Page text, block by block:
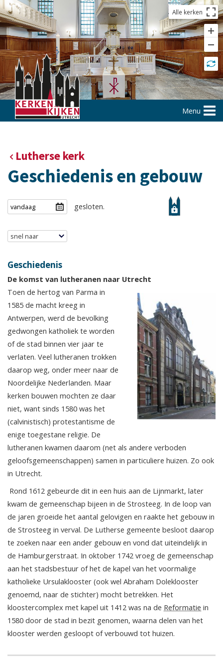
Alle kerken
Menu
Lutherse kerk
Geschiedenis en gebouw
gesloten.
snel naar
Geschiedenis
De komst van lutheranen naar Utrecht
Toen de hertog van Parma in
1585 de macht kreeg in
Antwerpen, werd de bevolking
gedwongen katholiek te worden
of de stad binnen vier jaar te
verlaten. Veel lutheranen trokken
daarop weg, onder meer naar de
Noordelijke Nederlanden. Maar
kerken bouwen mochten ze daar
niet, want sinds 1580 was het
(calvinistisch) protestantisme de
enige toegestane religie. De
lutheranen kwamen daarom (net als andere verboden
geloofsgemeenschappen) samen in particuliere huizen. Zo ook
in Utrecht.
Rond 1612 gebeurde dit in een huis aan de Lijnmarkt, later
kwam de gemeenschap bijeen in de Strosteeg. In de loop van
de jaren groeide het aantal gelovigen en raakte het gebouw in
de Strosteeg in verval. De Lutherse gemeente besloot daarop
te zoeken naar een ander gebouw en vond dat uiteindelijk in
de Hamburgerstraat. In oktober 1742 vroeg de gemeenschap
aan het stadsbestuur of het de kapel van het voormalige
katholieke Ursulaklooster (ook wel Abraham Doleklooster
genoemd, naar de stichter) mocht betrekken. Het
kloostercomplex met kapel uit 1412 was na de Reformatie in
1580 door de stad in bezit genomen, waarna delen van het
klooster werden gesloopt of verbouwd tot huizen.